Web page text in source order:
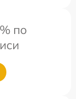
по